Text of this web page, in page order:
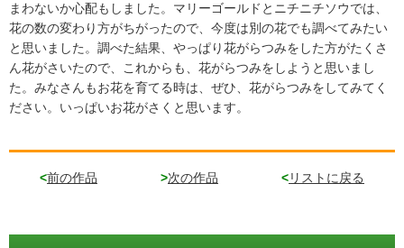
まわないか心配もしました。マリーゴールドとニチニチソウでは、
花の数の変わり方がちがったので、今度は別の花でも調べてみたい
と思いました。調べた結果、やっぱり花がらつみをした方がたくさ
ん花がさいたので、これからも、花がらつみをしようと思いまし
た。みなさんもお花を育てる時は、ぜひ、花がらつみをしてみてく
ださい。いっぱいお花がさくと思います。
<前の作品 >次の作品 <リストに戻る